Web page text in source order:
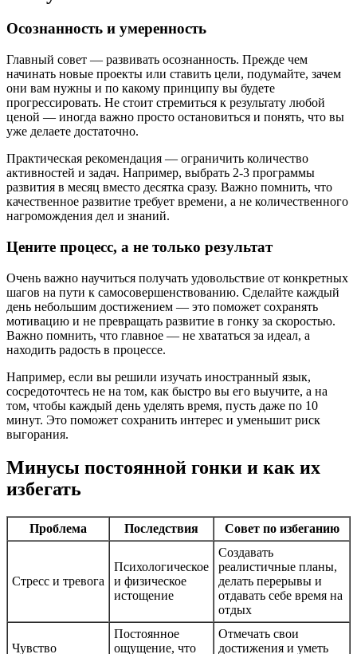
Осознанность и умеренность
Главный совет — развивать осознанность. Прежде чем
начинать новые проекты или ставить цели, подумайте, зачем
они вам нужны и по какому принципу вы будете
прогрессировать. Не стоит стремиться к результату любой
ценой — иногда важно просто остановиться и понять, что вы
уже делаете достаточно.
Практическая рекомендация — ограничить количество
активностей и задач. Например, выбрать 2-3 программы
развития в месяц вместо десятка сразу. Важно помнить, что
качественное развитие требует времени, а не количественного
нагромождения дел и знаний.
Цените процесс, а не только результат
Очень важно научиться получать удовольствие от конкретных
шагов на пути к самосовершенствованию. Сделайте каждый
день небольшим достижением — это поможет сохранять
мотивацию и не превращать развитие в гонку за скоростью.
Важно помнить, что главное — не хвататься за идеал, а
находить радость в процессе.
Например, если вы решили изучать иностранный язык,
сосредоточтесь не на том, как быстро вы его выучите, а на
том, чтобы каждый день уделять время, пусть даже по 10
минут. Это поможет сохранить интерес и уменьшит риск
выгорания.
Минусы постоянной гонки и как их
избегать
Проблема Последствия Совет по избеганию
Стресс и тревога
Психологическое
и физическое
истощение
Создавать
реалистичные планы,
делать перерывы и
отдавать себе время на
отдых
Чувство
Постоянное
ощущение, что
Отмечать свои
достижения и уметь